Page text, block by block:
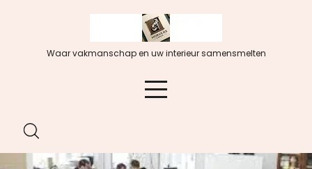
Waar vakmanschap en uw interieur samensmelten